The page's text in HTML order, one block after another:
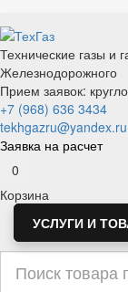
Технические газы и
Железнодорожного
Прием заявок:
+7 (968) 636 3434
tekhgazru@yandex.ru
Заявка на расчет
0
Корзина
УСЛУГИ И